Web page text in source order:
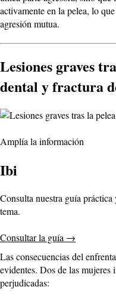
activamente en la pelea, lo
agresión mutua.
Lesiones graves
dental y fractura
Amplía la información
Ibi
Consulta nuestra guía
tema.
Consultar la guía →
Las consecuencias del
evidentes. Dos de las mujeres
perjudicadas: